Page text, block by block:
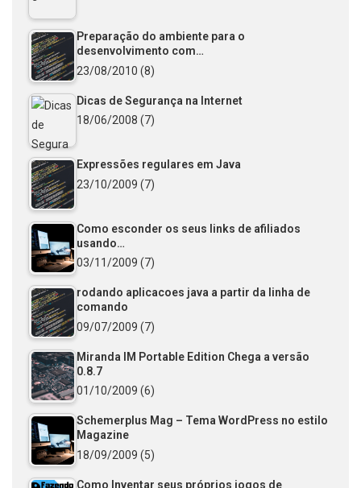
Preparação do ambiente para o
desenvolvimento com…
23/08/2010 (8)
Dicas de Segurança na Internet
18/06/2008 (7)
Expressões regulares em Java
23/10/2009 (7)
Como esconder os seus links de afiliados
usando…
03/11/2009 (7)
rodando aplicacoes java a partir da linha de
comando
09/07/2009 (7)
Miranda IM Portable Edition Chega a versão
0.8.7
01/10/2009 (6)
Schemerplus Mag – Tema WordPress no estilo
Magazine
18/09/2009 (5)
Como Inventar seus próprios jogos de